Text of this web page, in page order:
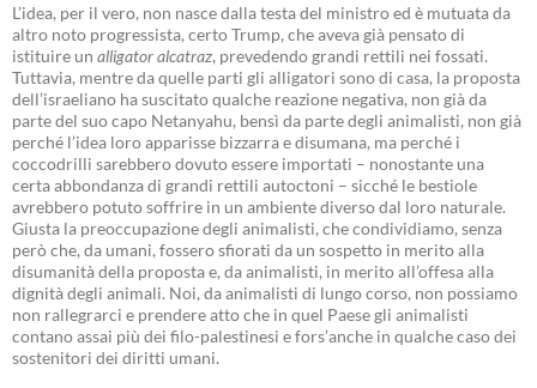
L’idea, per il vero, non nasce dalla testa del ministro ed è mutuata da
altro noto progressista, certo Trump, che aveva già pensato di
istituire un alligator alcatraz, prevedendo grandi rettili nei fossati.
Tuttavia, mentre da quelle parti gli alligatori sono di casa, la proposta
dell’israeliano ha suscitato qualche reazione negativa, non già da
parte del suo capo Netanyahu, bensì da parte degli animalisti, non già
perché l’idea loro apparisse bizzarra e disumana, ma perché i
coccodrilli sarebbero dovuto essere importati – nonostante una
certa abbondanza di grandi rettili autoctoni – sicché le bestiole
avrebbero potuto soffrire in un ambiente diverso dal loro naturale.
Giusta la preoccupazione degli animalisti, che condividiamo, senza
però che, da umani, fossero sfiorati da un sospetto in merito alla
disumanità della proposta e, da animalisti, in merito all’offesa alla
dignità degli animali. Noi, da animalisti di lungo corso, non possiamo
non rallegrarci e prendere atto che in quel Paese gli animalisti
contano assai più dei filo-palestinesi e fors’anche in qualche caso dei
sostenitori dei diritti umani.